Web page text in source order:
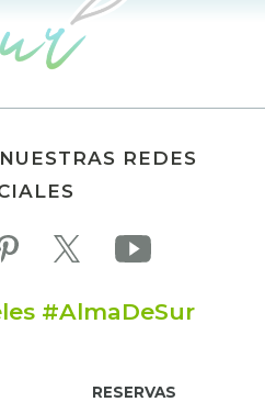
REDES
#AlmaDeSur
RESERVAS